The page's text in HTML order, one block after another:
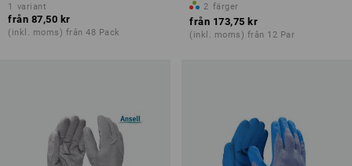
1 variant
från 87,50 kr
(inkl. moms) från 48 Pack
2 färger
från 173,75 kr
(inkl. moms) från 12 Par